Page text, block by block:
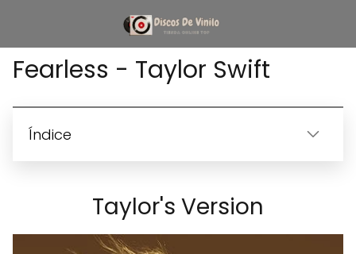
Fearless - Taylor Swift
Índice
Taylor's Version